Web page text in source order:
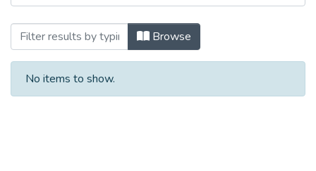
Browsing ПРАВО І ПРАВООХОРОННА
Browse
No items to show.